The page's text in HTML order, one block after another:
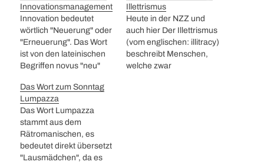
Innovationsmanagement
Innovation bedeutet
wörtlich "Neuerung" oder
"Erneuerung". Das Wort
ist von den lateinischen
Begriffen novus "neu"
Schaffendes" abgeleitet.
Im allgemeinen
Sprachgebrauch wird der
Begriff unspezifisch im
Sinne von neuen Ideen
und Erfindungen und für
deren wirtschaftliche
Illettrismus
Heute in der NZZ und
auch hier Der Illettrismus
(vom englischen: illitracy)
beschreibt Menschen,
welche zwar
Das Wort zum Sonntag
Lumpazza
Das Wort Lumpazza
stammt aus dem
Rätromanischen, es
bedeutet direkt übersetzt
"Lausmädchen", da es